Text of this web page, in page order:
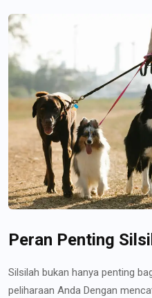
Peran Penting
Silsilah bukan hanya penting
peliharaan Anda Dengan